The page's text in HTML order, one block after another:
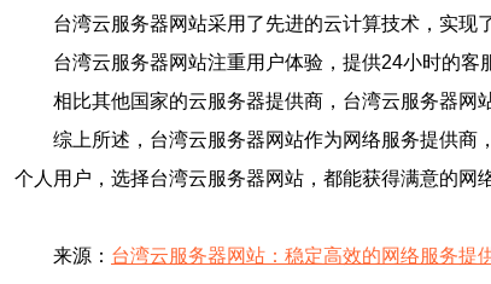
台湾云服务器网站采用了先进的云计算技术，实现
台湾云服务器网站注重用户体验，提供24小时的客
相比其他国家的云服务器提供商，台湾云服务器网
综上所述，台湾云服务器网站作为网络服务提供商
个人用户，选择台湾云服务器网站，都能获得满意的网
来源： 台湾云服务器网站：稳定高效的网络服务提